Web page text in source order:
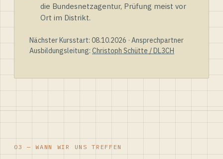
die Bundesnetzagentur, Prüfung meist vor
Ort im Distrikt.
Nächster Kursstart: 08.10.2026 · Ansprechpartner
Ausbildungsleitung: Christoph Schütte / DL3CH
03 — WANN WIR UNS TREFFEN